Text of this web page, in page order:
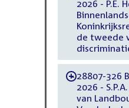
2026 - P.E.
de tweede
-28807-326
2026 -
van